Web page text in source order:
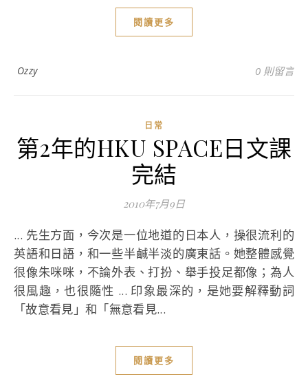
閱讀更多
Ozzy 0 則留言
日常
第2年的HKU SPACE日文課
完結
2010年7月9日
... 先生方面，今次是一位地道的日本人，操很流利的
英語和日語，和一些半鹹半淡的廣東話。她整體感覺
很像朱咪咪，不論外表、打扮、舉手投足都像；為人
很風趣，也很隨性 ... 印象最深的，是她要解釋動詞
「故意看見」和「無意看見...
閱讀更多